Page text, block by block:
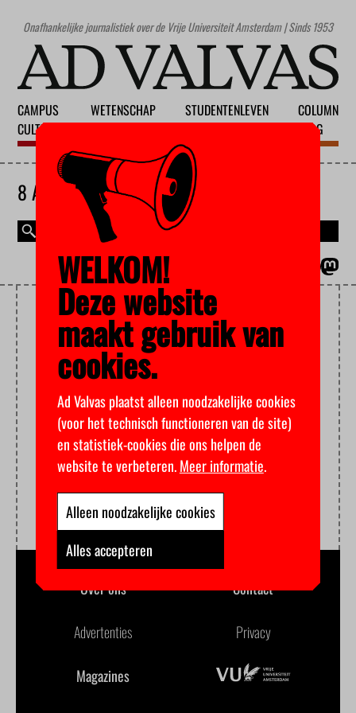
Onafhankelijke journalistiek over de Vrije Universiteit Amsterdam | Sinds 1953
CAMPUS
CULTUUR
WETENSCHAP
STUDENTENLEVEN
COLUMN
BLOG
8 AUGUSTUS 2026
SAMENWONEN
Over ons Contact
Advertenties Privacy
Magazines
WELKOM!
Deze website
maakt gebruik van
cookies.
Ad Valvas plaatst alleen noodzakelijke cookies
(voor het technisch functioneren van de site)
en statistiek-cookies die ons helpen de
website te verbeteren.Meer informatie.
Alleen noodzakelijke cookies
Alles accepteren